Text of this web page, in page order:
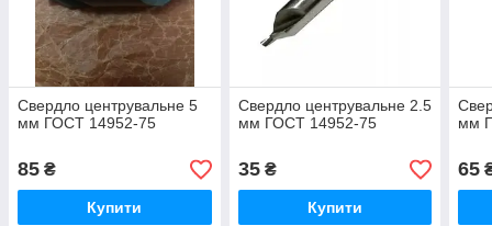
Свердло центрувальне 5
мм ГОСТ 14952-75
85 ₴
Купити
Свердло центрувальне 2.5
мм ГОСТ 14952-75
35₴
Купити
мм
65